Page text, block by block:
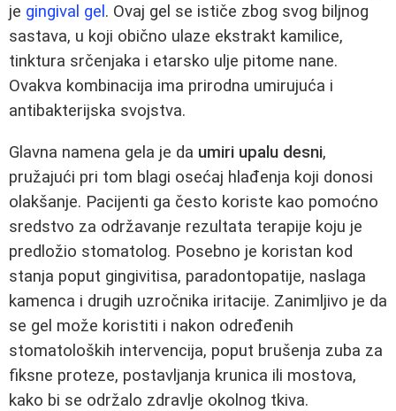
je gingival gel . Ovaj gel se ističe zbog svog biljnog
sastava, u koji obično ulaze ekstrakt kamilice,
tinktura srčenjaka i etarsko ulje pitome nane.
Ovakva kombinacija ima prirodna umirujuća i
antibakterijska svojstva.
Glavna namena gela je da umiri upalu desni,
pružajući pri tom blagi osećaj hlađenja koji donosi
olakšanje. Pacijenti ga često koriste kao pomoćno
sredstvo za održavanje rezultata terapije koju je
predložio stomatolog. Posebno je koristan kod
stanja poput gingivitisa, paradontopatije, naslaga
kamenca i drugih uzročnika iritacije. Zanimljivo je da
se gel može koristiti i nakon određenih
stomatoloških intervencija, poput brušenja zuba za
fiksne proteze, postavljanja krunica ili mostova,
kako bi se održalo zdravlje okolnog tkiva.